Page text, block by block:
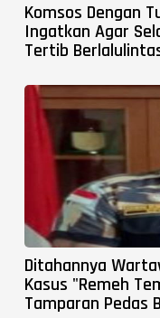
Komsos Dengan
Ingatkan Agar
Tertib
Ditahannya
Kasus "Remeh
Tamparan Pedas